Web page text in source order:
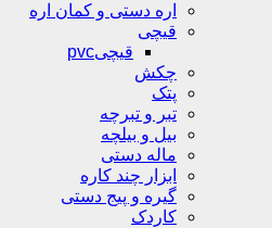
اره دستی و کمان اره
قیچی
قیچیpvc
چکش
پتک
تبر و تبرچه
بیل و بیلچه
ماله دستی
ابزار چند کاره
گیره و پیج دستی
کاردک